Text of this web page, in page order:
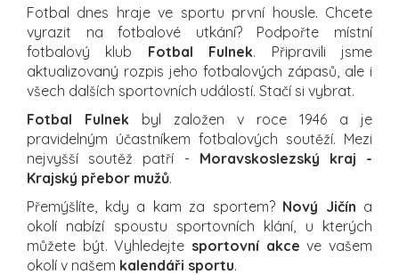
Fotbal dnes hraje ve sportu první housle. Chcete
vyrazit na fotbalové utkání? Podpořte místní
fotbalový klub Fotbal Fulnek. Připravili jsme
aktualizovaný rozpis jeho fotbalových zápasů, ale i
všech dalších sportovních událostí. Stačí si vybrat.
Fotbal Fulnek byl založen v roce 1946 a je
pravidelným účastníkem fotbalových soutěží. Mezi
nejvyšší soutěž patří - Moravskoslezský kraj -
Krajský přebor mužů.
Přemýšlíte, kdy a kam za sportem? Nový Jičín a
okolí nabízí spoustu sportovních klání, u kterých
můžete být. Vyhledejte sportovní akce ve vašem
okolí v našem kalendáři sportu.